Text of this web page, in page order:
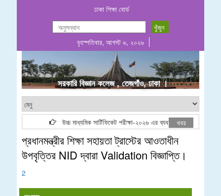
ঢাকা শিক্ষা বোর্ড
বৃহস্পতিবার, আগস্ট ৬, ২০২৬
.
সরকারি বিজ্ঞান কলেজ , তেজগাঁও, ঢাকা ।
উচ্চ মাধ্যমিক সার্টিফিকেট পরীক্ষা-২০২৬ এর ব্যবহারিক পরীক্ষার
খবর
প্রধানমন্ত্রীর শিক্ষা সহায়তা ট্রাস্টের আওতাধীন
উপবৃত্তির NID দ্বারা Validation বিজ্ঞাপ্তি।
2